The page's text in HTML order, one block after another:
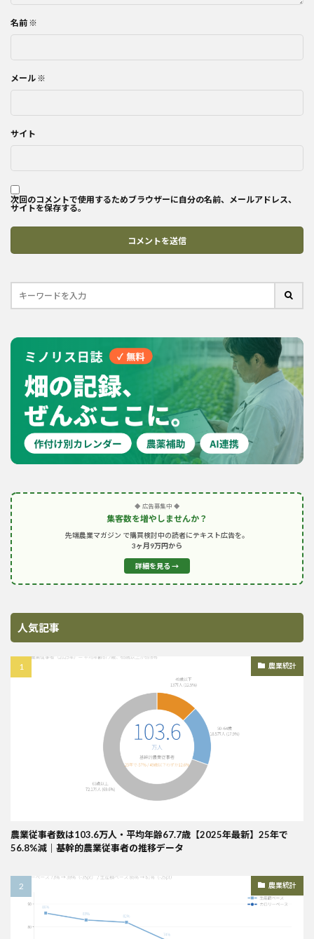
名前 ※
メール ※
サイト
次回のコメントで使用するためブラウザーに自分の名前、メールアドレス、
サイトを保存する。
◆ 広告募集中 ◆
集客数を増やしませんか？
先端農業マガジン で購買検討中の読者にテキスト広告を。
3ヶ月9万円から
詳細を見る →
人気記事
農業統計
農業従事者数は103.6万人・平均年齢67.7歳【2025年最新】25年で
56.8%減｜基幹的農業従事者の推移データ
農業統計